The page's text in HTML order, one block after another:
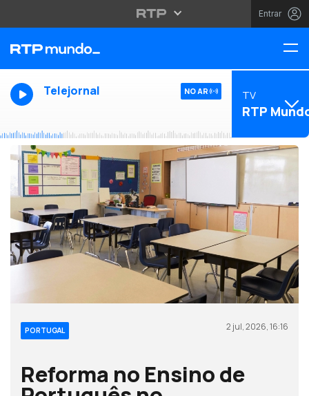
Entrar
Telejornal NO AR TV
RTP
PORTUGAL 2 jul, 2026, 16:16
Reforma no Ensino de